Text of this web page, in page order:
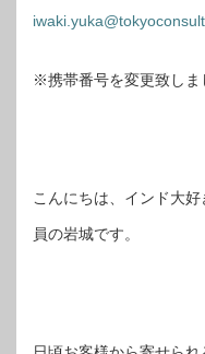
※携帯番号を変更致しま
こんにちは、インド大
員の岩城です。